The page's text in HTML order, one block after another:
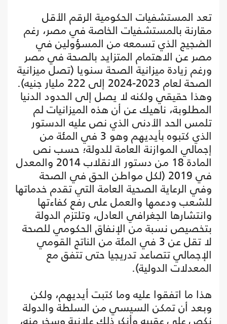
تعد المستشفيات الحكومية الرقم الأقل
مقارنة بالمستشفيات الخاصة في مصر، رغم
الضجيج الذي تسمعه من المسؤولين في
مصر عن الاهتمام المتزايد بالصحة في مصر
ورغم زيادة ميزانية الصحة سنويا (تصل ميزانية
الصحة لعام 2023-2024 إلى 222 مليار جنيه).
وهذا حقيقي ولكنه لا يصل إلى الحدود الدنيا
المطلوبة، ناهيك عن أن هذه الميزانيات لم
تلمس الحد الأدنى الذي نص عليه الدستور
الذي كتبوه بأيديهم وهو 3 في المئة من
إجمالي الموازنة العامة للدولة؛ حسب نص
المادة 18 من دستور الانقلاب 2014 والمعدل
في 2019 (لكل مواطن الحق في الصحة
وفي الرعاية الصحية العامة التي تقدم خدماتها
للشعب ودعمها والعمل على رفع كفاءتها
وانتشارها الجغرافي العادل، وتلتزم الدولة
بتخصيص نسبة من الإنفاق الحكومي للصحة
لا تقل عن 3 في المئة من الناتج القومي
الإجمالي تتصاعد تدريجيا حتى تتفق مع
المعدلات الدولية).
هذا ما اتفقوا عليه وما كتبت أيديهم، ولكن
وبعد أن تمكن السيسي من السلطة والدولة